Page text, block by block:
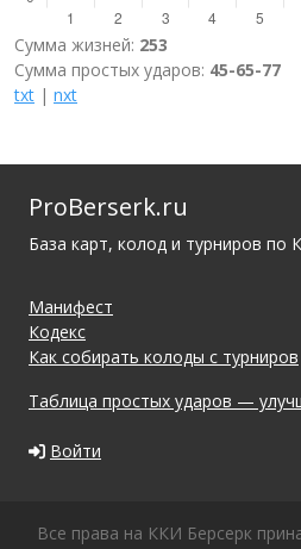
Сумма жизней: 253
Сумма простых ударов: 45-65-77
txt | nxt
ProBerserk.ru
База карт, колод и турниров по
Манифест
Кодекс
Как собирать колоды с турниров
Таблица простых ударов —
Войти
Все права на ККИ Берсерк